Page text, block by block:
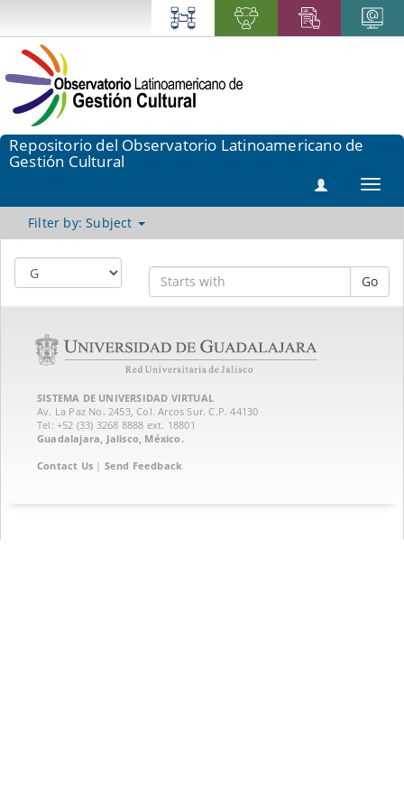
Repositorio del Observatorio Latinoamericano de
Gestión Cultural
Filter by: Subject
Go
SISTEMA DE UNIVERSIDAD VIRTUAL
Av. La Paz No. 2453, Col. Arcos Sur. C.P. 44130
Tel: +52 (33) 3268 8888‏ ext. 18801
Guadalajara, Jalisco, México.
Contact Us | Send Feedback